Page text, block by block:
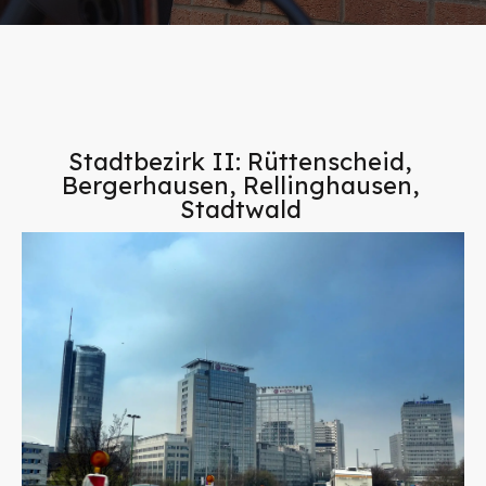
Stadtbezirk II: Rüttenscheid,
Bergerhausen, Rellinghausen,
Stadtwald